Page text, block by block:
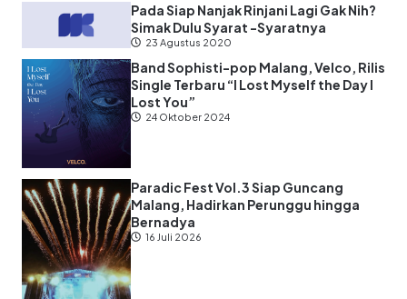
Pada Siap Nanjak Rinjani Lagi Gak Nih?
Simak Dulu Syarat -Syaratnya
23 Agustus 2020
Band Sophisti-pop Malang, Velco, Rilis
Single Terbaru “I Lost Myself the Day I
Lost You”
24 Oktober 2024
Paradic Fest Vol.3 Siap Guncang
Malang, Hadirkan Perunggu hingga
Bernadya
16 Juli 2026